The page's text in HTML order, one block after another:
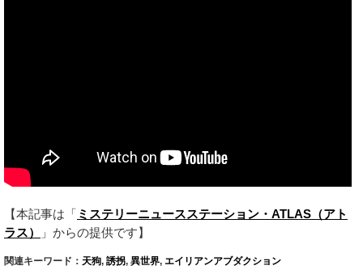
【本記事は「 ミステリーニュースステーション・ATLAS（アト
ラス）
」からの提供です】
関連キーワード： 天狗, 誘拐, 異世界, エイリアンアブダクション